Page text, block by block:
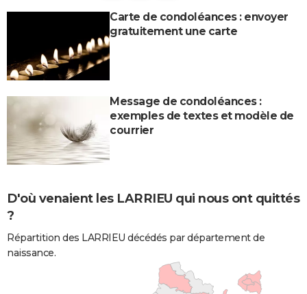
Carte de condoléances : envoyer
gratuitement une carte
Message de condoléances :
exemples de textes et modèle de
courrier
D'où venaient les LARRIEU qui nous ont quittés
?
Répartition des LARRIEU décédés par département de
naissance.